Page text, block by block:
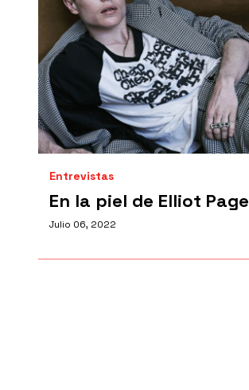
Entrevistas
En la piel de Elliot Page
Julio 06, 2022